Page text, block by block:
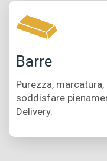
Barre
Purezza,
soddisfare
Delivery.